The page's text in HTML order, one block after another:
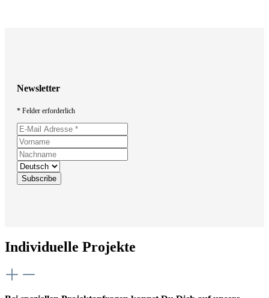
Newsletter
* Felder erforderlich
Individuelle Projekte